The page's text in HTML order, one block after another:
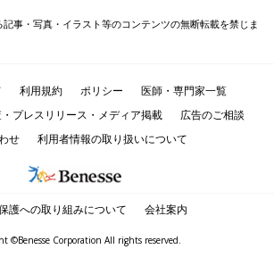
事・写真・イラスト等のコンテンツの無断転載を禁じま
利用規約 ポリシー
医師・専門家一覧
プレスリリース・メディア掲載
広告のご相談
せ
利用者情報の取り扱いについて
護への取り組みについて 会社案内
©Benesse Corporation All rights reserved.